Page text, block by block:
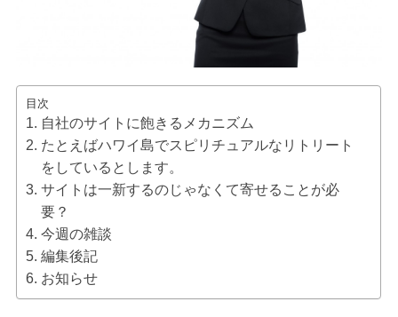
目次
自社のサイトに飽きるメカニズム
たとえばハワイ島でスピリチュアルなリトリート
をしているとします。
サイトは一新するのじゃなくて寄せることが必
要？
今週の雑談
編集後記
お知らせ